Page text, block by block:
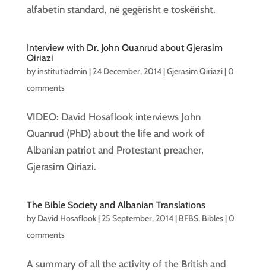
alfabetin standard, në gegërisht e toskërisht.
Interview with Dr. John Quanrud about Gjerasim
Qiriazi
byinstitutiadmin |24 December, 2014|Gjerasim Qiriazi|0
comments
VIDEO: David Hosaflook interviews John
Quanrud (PhD) about the life and work of
Albanian patriot and Protestant preacher,
Gjerasim Qiriazi.
The Bible Society and Albanian Translations
by David Hosaflook|25 September, 2014| BFBS, Bibles|0
comments
A summary of all the activity of the British and